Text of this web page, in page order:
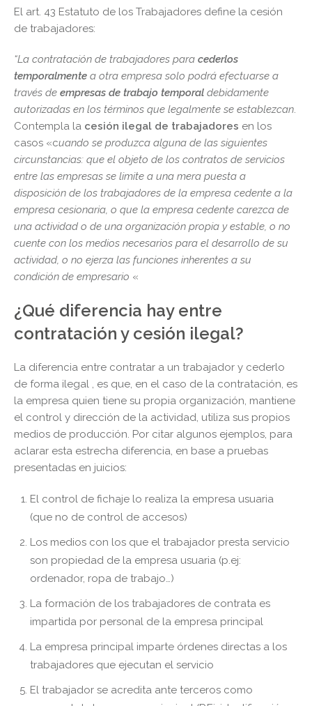
El art. 43 Estatuto de los Trabajadores define la cesión
de trabajadores:
“La contratación de trabajadores para cederlos
temporalmente a otra empresa solo podrá efectuarse a
través de empresas de trabajo temporal debidamente
autorizadas en los términos que legalmente se establezcan.
Contempla la cesión ilegal de trabajadores en los
casos «cuando se produzca alguna de las siguientes
circunstancias: que el objeto de los contratos de servicios
entre las empresas se limite a una mera puesta a
disposición de los trabajadores de la empresa cedente a la
empresa cesionaria, o que la empresa cedente carezca de
una actividad o de una organización propia y estable, o no
cuente con los medios necesarios para el desarrollo de su
actividad, o no ejerza las funciones inherentes a su
condición de empresario «
¿Qué diferencia hay entre
contratación y cesión ilegal?
La diferencia entre contratar a un trabajador y cederlo
de forma ilegal , es que, en el caso de la contratación, es
la empresa quien tiene su propia organización, mantiene
el control y dirección de la actividad, utiliza sus propios
medios de producción. Por citar algunos ejemplos, para
aclarar esta estrecha diferencia, en base a pruebas
presentadas en juicios:
El control de fichaje lo realiza la empresa usuaria
(que no de control de accesos)
Los medios con los que el trabajador presta servicio
son propiedad de la empresa usuaria (p.ej:
ordenador, ropa de trabajo…)
La formación de los trabajadores de contrata es
impartida por personal de la empresa principal
La empresa principal imparte órdenes directas a los
trabajadores que ejecutan el servicio
El trabajador se acredita ante terceros como